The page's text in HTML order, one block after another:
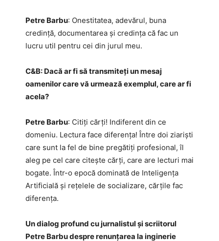
Petre Barbu: Onestitatea, adevărul, buna
credință, documentarea și credința că fac un
lucru util pentru cei din jurul meu.
C&B:​ Dacă ar fi să transmiteți un mesaj
oamenilor care vă urmează exemplul, care ar fi
acela?
Petre Barbu: Citiți cărți! Indiferent din ce
domeniu. Lectura face diferența! Între doi ziariști
care sunt la fel de bine pregătiți profesional, îl
aleg pe cel care citește cărți, care are lecturi mai
bogate. Într-o epocă dominată de Inteligența
Artificială și rețelele de socializare, cărțile fac
diferența.
Un dialog profund cu jurnalistul și scriitorul
Petre Barbu despre renunțarea la inginerie